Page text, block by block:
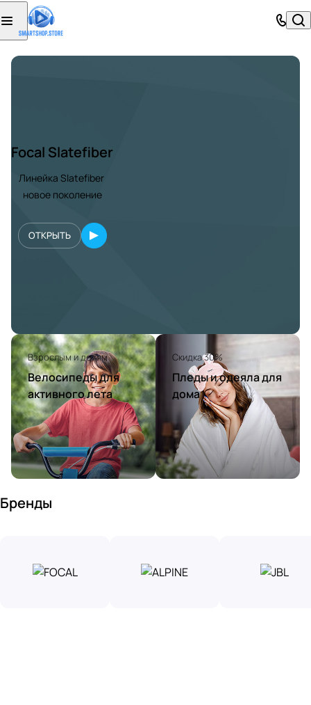
Focal Slatefiber
Линейка Slatefiber
новое поколение
ОТКРЫТЬ
Взрослым и детям
Велосипеды для
активного лета
Скидка 30%
Пледы и одеяла для
дома
Бренды